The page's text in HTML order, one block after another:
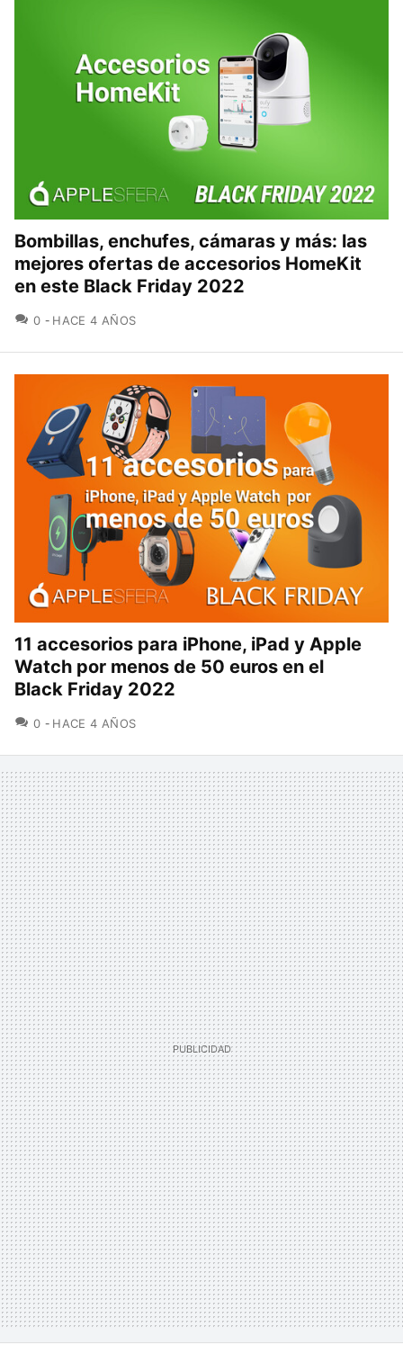
Bombillas, enchufes, cámaras y más: las
mejores ofertas de accesorios HomeKit
en este Black Friday 2022
0 COMENTARIOS
HACE 4 AÑOS
11 accesorios para iPhone, iPad y Apple
Watch por menos de 50 euros en el
Black Friday 2022
0 COMENTARIOS
HACE 4 AÑOS